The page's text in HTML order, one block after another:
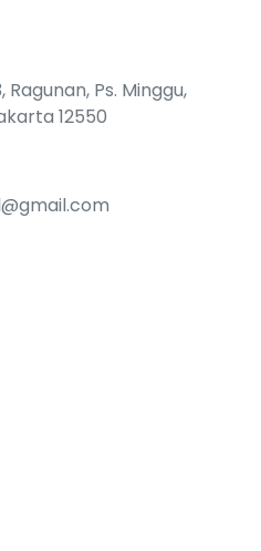
Ps. Minggu,
12550